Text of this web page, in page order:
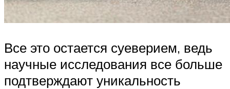
Все это остается суеверием, ведь
научные исследования все больше
подтверждают уникальность